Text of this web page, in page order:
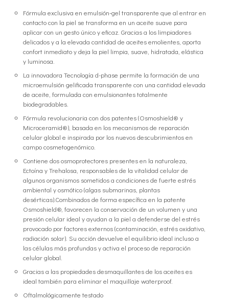
Fórmula exclusiva en emulsión-gel transparente que al entrar en
contacto con la piel se transforma en un aceite suave para
aplicar con un gesto único y eficaz. Gracias a los limpiadores
delicados y a la elevada cantidad de aceites emolientes, aporta
confort inmediato y deja la piel limpia, suave, hidratada, elástica
y luminosa.
La innovadora Tecnología d-phase permite la formación de una
microemulsión gelificada transparente con una cantidad elevada
de aceite, formulada con emulsionantes totalmente
biodegradables.
Fórmula revolucionaria con dos patentes (Osmoshield® y
Microceramid®), basada en los mecanismos de reparación
celular global e inspirada por los nuevos descubrimientos en
campo cosmetogenómico.
Contiene dos osmoprotectores presentes en la naturaleza,
Ectoína y Trehalosa, responsables de la vitalidad celular de
algunos organismos sometidos a condiciones de fuerte estrés
ambiental y osmótico (algas submarinas, plantas
desérticas).Combinados de forma específica en la patente
Osmoshield®, favorecen la conservación de un volumen y una
presión celular ideal y ayudan a la piel a defenderse del estrés
provocado por factores externos (contaminación, estrés oxidativo,
radiación solar). Su acción devuelve el equilibrio ideal incluso a
las células más profundas y activa el proceso de reparación
celular global.
Gracias a las propiedades desmaquillantes de los aceites es
ideal también para eliminar el maquillaje waterproof.
Oftalmológicamente testado